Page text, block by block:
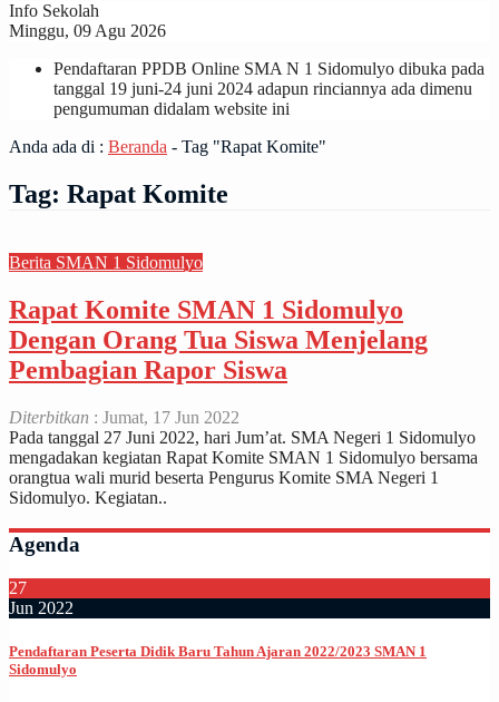
Info Sekolah
Minggu, 09 Agu 2026
Pendaftaran PPDB Online SMA N 1 Sidomulyo dibuka pada
tanggal 19 juni-24 juni 2024 adapun rinciannya ada dimenu
pengumuman didalam website ini
Anda ada di : Beranda - Tag "Rapat Komite"
Tag: Rapat Komite
Berita SMAN 1 Sidomulyo
Rapat Komite SMAN 1 Sidomulyo
Dengan Orang Tua Siswa Menjelang
Pembagian Rapor Siswa
Diterbitkan : Jumat, 17 Jun 2022
Pada tanggal 27 Juni 2022, hari Jum’at. SMA Negeri 1 Sidomulyo
mengadakan kegiatan Rapat Komite SMAN 1 Sidomulyo bersama
orangtua wali murid beserta Pengurus Komite SMA Negeri 1
Sidomulyo. Kegiatan..
Agenda
27
Jun 2022
Pendaftaran Peserta Didik Baru Tahun Ajaran 2022/2023 SMAN 1
Sidomulyo